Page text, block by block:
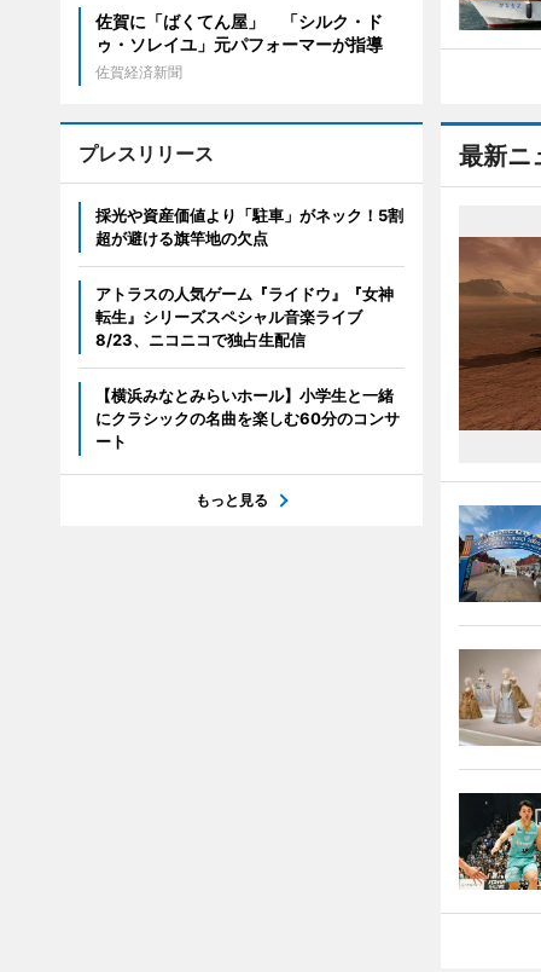
最新ニ
佐賀に「ばくてん屋」 「シルク・ド
ゥ・ソレイユ」元パフォーマーが指導
佐賀経済新聞
プレスリリース
採光や資産価値より「駐車」がネック！5割
超が避ける旗竿地の欠点
アトラスの人気ゲーム『ライドウ』『女神
転生』シリーズスペシャル音楽ライブ
8/23、ニコニコで独占生配信
【横浜みなとみらいホール】小学生と一緒
にクラシックの名曲を楽しむ60分のコンサ
ート
もっと見る